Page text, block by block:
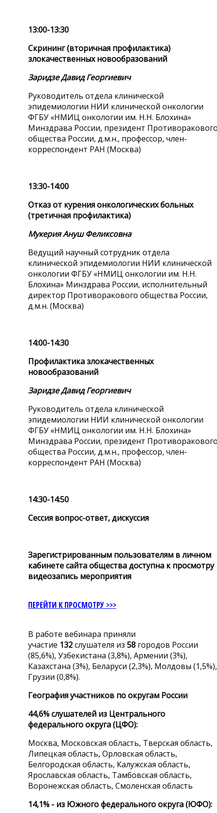
13:00-13:30
Скрининг (вторичная профилактика)
злокачественных новообразований
Заридзе Давид Георгиевич
Руководитель отдела клинической
эпидемиологии НИИ клинической онкологии
ФГБУ «НМИЦ онкологии им. Н.Н. Блохина»
Минздрава России, президент
общества России, д.м.н., профессор, член-
корреспондент РАН (Москва)
13:30-14:00
Отказ от курения онкологических больных
(третичная профилактика)
Мукерия Ануш Феликсовна
Ведущий научный сотрудник отдела
клинической эпидемиологии НИИ клинической
онкологии ФГБУ «НМИЦ онкологии им. Н.Н.
Блохина» Минздрава России, исполнительный
директор Противоракового общества России,
д.м.н. (Москва)
14:00-14:30
Профилактика злокачественных
новообразований
Заридзе Давид Георгиевич
Руководитель отдела клинической
эпидемиологии НИИ клинической онкологии
ФГБУ «НМИЦ онкологии им. Н.Н. Блохина»
Минздрава России, президент
общества России, д.м.н., профессор, член-
корреспондент РАН (Москва)
14:30-14:50
Сессия вопрос-ответ, дискуссия
Зарегистрированным пользователям в личном
кабинете сайта общества доступна к просмотру
видеозапись мероприятия
ПЕРЕЙТИ К ПРОСМОТРУ >>>
В работе вебинара приняли
участие 132слушателя из 58 городов России
(85,6%), Узбекистана (3,8%), Армении (3%),
Казахстана (3%), Беларуси (2,3%), Молдовы (1,5%),
Грузии (0,8%).
География участников по округам России
44,6% слушателей из Центрального
федерального округа (ЦФО):
Москва, Московская область, Тверская область,
Липецкая область, Орловская область,
Белгородская область, Калужская область,
Ярославская область, Тамбовская область,
Воронежская область, Смоленская область
14,1% - из Южного федерального округа (ЮФО):